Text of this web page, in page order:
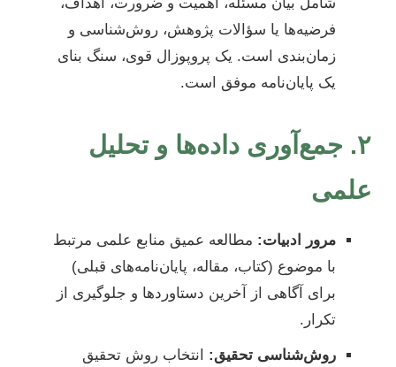
فرضیه‌ها یا سؤالات پژوهش، روش‌شناسی و
زمان‌بندی است. یک پروپوزال قوی، سنگ بنای
یک پایان‌نامه موفق است.
۲. جمع‌آوری داده‌ها و تحلیل
علمی
مرور ادبیات: مطالعه عمیق منابع علمی مرتبط
با موضوع (کتاب، مقاله، پایان‌نامه‌های قبلی)
برای آگاهی از آخرین دستاوردها و جلوگیری از
تکرار.
روش‌شناسی تحقیق: انتخاب روش تحقیق